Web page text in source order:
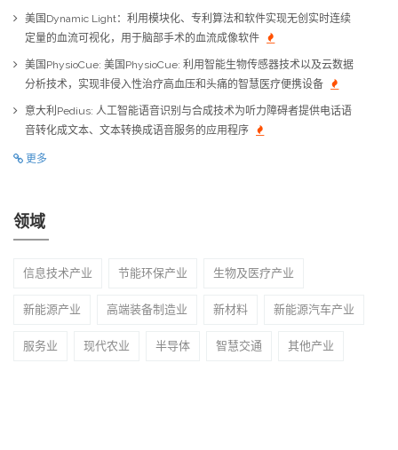
美国Dynamic Light：利用模块化、专利算法和软件实现无创实时连续
定量的血流可视化，用于脑部手术的血流成像软件
美国PhysioCue: 美国PhysioCue: 利用智能生物传感器技术以及云数据
分析技术，实现非侵入性治疗高血压和头痛的智慧医疗便携设备
意大利Pedius: 人工智能语音识别与合成技术为听力障碍者提供电话语
音转化成文本、文本转换成语音服务的应用程序
更多
领域
信息技术产业 节能环保产业 生物及医疗产业
新能源产业 高端装备制造业 新材料 新能源汽车产业
服务业 现代农业 半导体 智慧交通 其他产业